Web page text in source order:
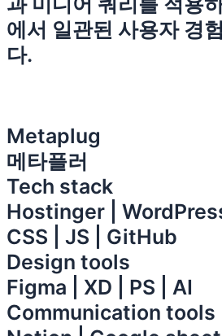
에서 일관된 사용자 경
다.
Metaplug
메타플러
Tech stack
Hostinger |
CSS | JS | GitHub
Design tools
Figma | XD | PS | AI
Communication tools